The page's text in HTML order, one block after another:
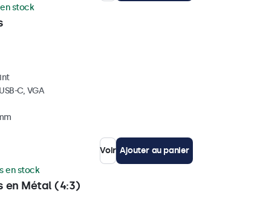
stock
C, VGA
Voir Ajouter au panier
en Métal (4:3)
en stock